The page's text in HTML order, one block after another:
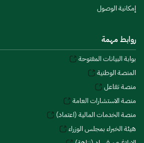
إمكانية الوصول
روابط مهمة
بوابة البيانات المفتوحة
المنصة الوطنية
منصة تفاعل
منصة الاستشارات العامة
منصة الخدمات المالية (اعتماد)
هيئة الخبراء بمجلس الوزراء